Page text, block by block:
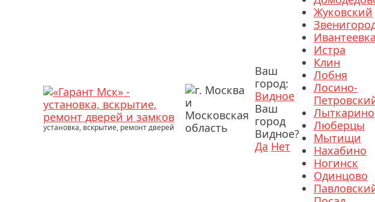
установка, вскрытие, ремонт дверей
Ваш
город:
Видное
Ваш
город
Видное?
Да Нет
Жуковский
Ивантеевка
Истра
Клин
Лобня
Лосино-
Лыткарино
Люберцы
Мытищи
Нахабино
Ногинск
Одинцово